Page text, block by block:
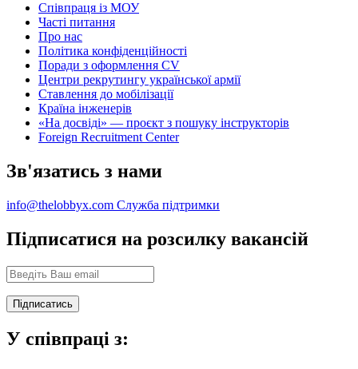
Співпраця із МОУ
Часті питання
Про нас
Політика конфіденційності
Поради з оформлення CV
Центри рекрутингу української армії
Ставлення до мобілізації
Країна інженерів
«На досвіді» — проєкт з пошуку інструкторів
Foreign Recruitment Center
Зв'язатись з нами
info@thelobbyx.com Служба підтримки
Підписатися на розсилку вакансій
У співпраці з: